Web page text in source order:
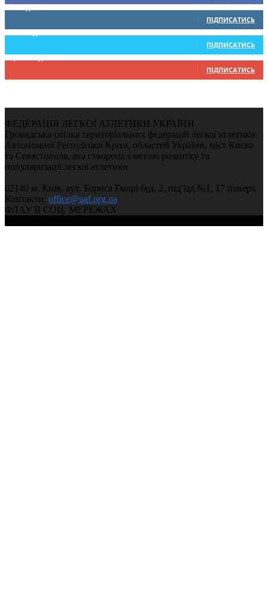
0 Підписників
ПІДПИСАТИСЬ
234 Підписників
ПІДПИСАТИСЬ
9,370 Підписників
ПІДПИСАТИСЬ
ФЕДЕРАЦІЯ ЛЕГКОЇ АТЛЕТИКИ УКРАЇНИ
Громадська спілка територіальних федерацій легкої атлетики
Автономної Республіки Крим, областей України, міст Києва
та Севастополя, яка створена з метою розвитку та
популяризації легкої атлетики
02140 м. Київ, вул. Бориса Гмирі буд. 2, під’їзд №1, 17 поверх
Контакти: office@uaf.org.ua
ФЛАУ В СОЦ. МЕРЕЖАХ